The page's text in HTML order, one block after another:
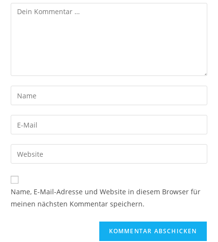
Kommentar
Gib
deinen
Namen
oder
zum
Kommentieren
ein
Gib
deine
E-
Mail-
zum
Kommentieren
ein
Gib
deine
Website-
URL
Name, E-Mail-Adresse und Website in diesem Browser für
meinen nächsten Kommentar speichern.